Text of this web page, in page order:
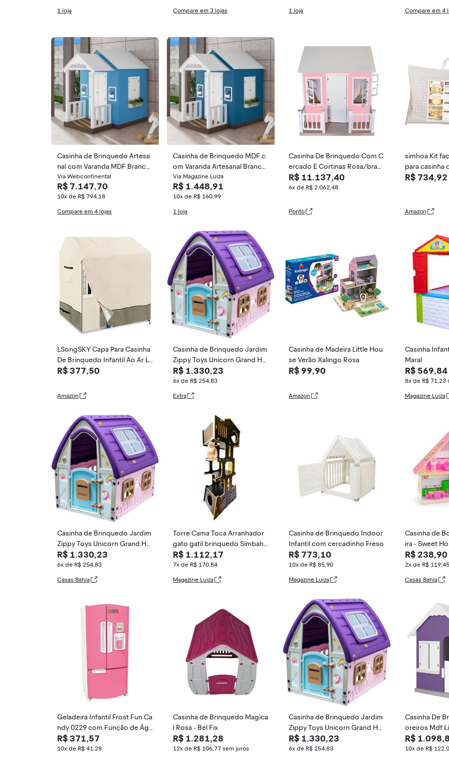
1 loja Compare em 3 lojas 1 loja Compare em 4
Casinha de Brinquedo Artesa
nal com Varanda MDF Branco/
Azul Rei - Criança Feliz
Via Webcontinental
R$ 7.147,70
10x de R$ 794,18
Compare em 4 lojas
Casinha de Brinquedo MDF c
om Varanda Artesanal Branco/
Azul L12 - Gran Belo
Via Magazine Luiza
R$ 1.448,91
10x de R$ 160,99
1 loja
Casinha De Brinquedo Com C
ercado E Cortinas Rosa/bran
co
R$ 11.137,40
6x de R$ 2.062,48
Ponto
simhoa Kit
para casinha
antil, castelo,
vável à
R$ 734,92
Amazon
LSongSKY Capa Para Casinha
De Brinquedo Infantil Ao Ar Li
vre, Impermeável Brinquedo,
Da Chuva, Neve, Sujeira E Tem
R$ 377,50
Amazon
Casinha de Brinquedo Jardim
Zippy Toys Unicorn Grand Ho
use
R$ 1.330,23
6x de R$ 254,83
Extra
Casinha de Madeira Little Hou
se Verão Xalingo Rosa
R$ 99,90
Amazon
Casinha
Maral
R$ 569,84
8x de R$ 71,23
Magazine Luiza
Casinha de Brinquedo Jardim
Zippy Toys Unicorn Grand Ho
use
R$ 1.330,23
6x de R$ 254,83
Casas Bahia
Torre Cama Toca Arranhador
gato gatil brinquedo Simbah-
PRETO - Chocmas
R$ 1.112,17
7x de R$ 170,84
Magazine Luiza
Casinha de Brinquedo Indoor
Infantil com cercadinho Freso
R$ 773,10
10x de R$ 85,90
Magazine Luiza
Casinha de
ira - Sweet
R$ 238,90
2x de R$ 119,45
Casas Bahia
Geladeira Infantil Frost Fun Ca
ndy 0229 com Função de Águ
a de Verdade e Recursos Inte
rativos Rosa Frost
R$ 371,57
10x de R$ 41,28
Casinha de Brinquedo Magica
l Rosa - Bel Fix
R$ 1.281,28
12x de R$ 106,77 sem juros
Casinha de Brinquedo Jardim
Zippy Toys Unicorn Grand Ho
use
R$ 1.330,23
6x de R$ 254,83
Casinha De
oreiros Mdf
ança Feliz
R$
10x de R$